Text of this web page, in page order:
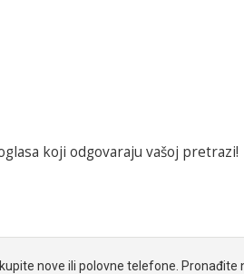
koji odgovaraju vašoj pretrazi!
nove ili polovne telefone.